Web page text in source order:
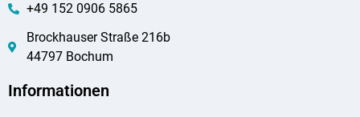
+49 152 0906 5865
Brockhauser Straße 216b
44797 Bochum
Informationen